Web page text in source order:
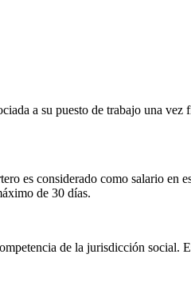
a su puesto de trabajo una vez
es considerado como salario en
de 30 días.
de la jurisdicción social.